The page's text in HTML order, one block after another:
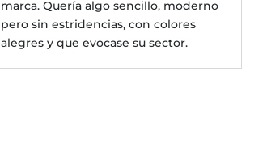
marca. Quería algo sencillo, moderno
pero sin estridencias, con colores
alegres y que evocase su sector.